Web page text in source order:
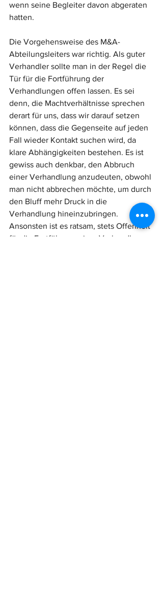
wenn seine Begleiter davon abgeraten
hatten.
Die Vorgehensweise des M&A-
Abteilungsleiters war richtig. Als guter
Verhandler sollte man in der Regel die
Tür für die Fortführung der
Verhandlungen offen lassen. Es sei
denn, die Machtverhältnisse sprechen
derart für uns, dass wir darauf setzen
können, dass die Gegenseite auf jeden
Fall wieder Kontakt suchen wird, da
klare Abhängigkeiten bestehen. Es ist
gewiss auch denkbar, den Abbruch
einer Verhandlung anzudeuten, obwohl
man nicht abbrechen möchte, um durch
den Bluff mehr Druck in die
Verhandlung hineinzubringen.
Ansonsten ist es ratsam, stets Offenheit
für die Fortführung einer Verhandlung